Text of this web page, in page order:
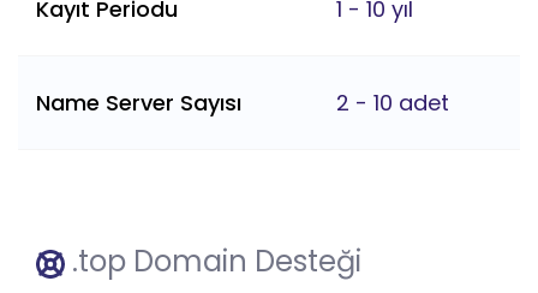
Kayıt Periodu 1 - 10 yıl
Name Server Sayısı 2 - 10 adet
.top Domain Desteği